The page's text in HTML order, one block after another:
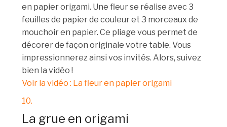
en papier origami. Une fleur se réalise avec 3
feuilles de papier de couleur et 3 morceaux de
mouchoir en papier. Ce pliage vous permet de
décorer de façon originale votre table. Vous
impressionnerez ainsi vos invités. Alors, suivez
bien la vidéo !
Voir la vidéo : La fleur en papier origami
10.
La grue en origami